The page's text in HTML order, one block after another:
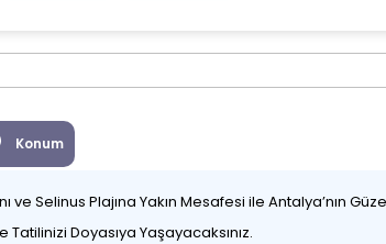
Konum
Selinus Plajına Yakın Mesafesi ile Antalya’nın
Tatilinizi Doyasıya Yaşayacaksınız.